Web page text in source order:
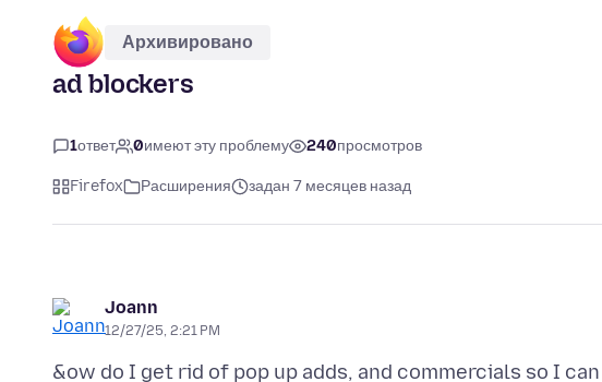
Архивировано
ad blockers
1ответ 0имеют эту проблему 240просмотров
Firefox Расширения задан 7 месяцев назад
Joann
12/27/25, 2:21 PM